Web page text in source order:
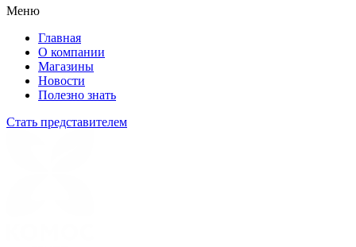
Меню
Главная
О компании
Магазины
Новости
Полезно знать
Стать представителем